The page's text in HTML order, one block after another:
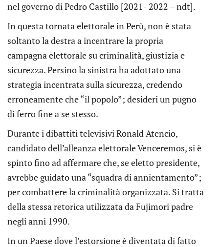
nel governo di Pedro Castillo [2021- 2022 – ndt].
In questa tornata elettorale in Perù, non è stata
soltanto la destra a incentrare la propria
campagna elettorale su criminalità, giustizia e
sicurezza. Persino la sinistra ha adottato una
strategia incentrata sulla sicurezza, credendo
erroneamente che “il popolo”; desideri un pugno
di ferro fine a se stesso.
Durante i dibattiti televisivi Ronald Atencio,
candidato dell’alleanza elettorale Venceremos, si è
spinto fino ad affermare che, se eletto presidente,
avrebbe guidato una “squadra di annientamento”;
per combattere la criminalità organizzata. Si tratta
della stessa retorica utilizzata da Fujimori padre
negli anni 1990.
In un Paese dove l’estorsione è diventata di fatto